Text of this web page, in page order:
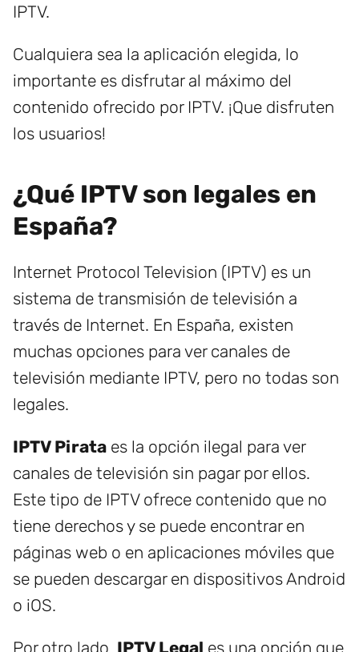
IPTV.
Cualquiera sea la aplicación elegida, lo
importante es disfrutar al máximo del
contenido ofrecido por IPTV. ¡Que disfruten
los usuarios!
¿Qué IPTV son legales en
España?
Internet Protocol Television (IPTV) es un
sistema de transmisión de televisión a
través de Internet. En España, existen
muchas opciones para ver canales de
televisión mediante IPTV, pero no todas son
legales.
IPTV Pirata es la opción ilegal para ver
canales de televisión sin pagar por ellos.
Este tipo de IPTV ofrece contenido que no
tiene derechos y se puede encontrar en
páginas web o en aplicaciones móviles que
se pueden descargar en dispositivos Android
o iOS.
Por otro lado, IPTV Legal es una opción que